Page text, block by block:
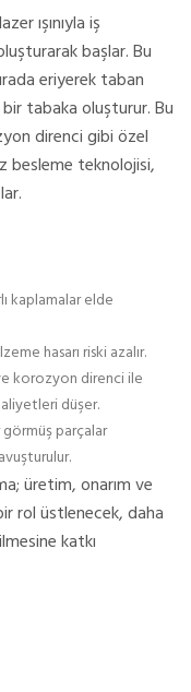
ışınıyla iş
başlar. Bu
eriyerek taban
tabaka oluşturur. Bu
direnci gibi özel
besleme teknolojisi,
kaplamalar elde
hasarı riski azalır.
korozyon direnci ile
düşer.
görmüş parçalar
üretim, onarım ve
rol üstlenecek, daha
katkı